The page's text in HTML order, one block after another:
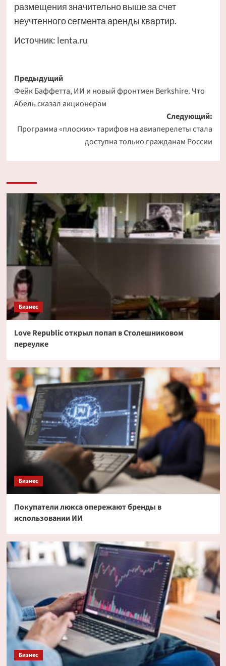
размещения значительно выше за счет
неучтенного сегмента аренды квартир.
Источник: lenta.ru
Навигация
записи
Предыдущий
Фейк Баффетта, ИИ и новый фронтмен Berkshire. Что
Абель сказал акционерам
Следующий:
Программа «плоских» тарифов на авиаперелеты стала
доступна только гражданам России
Бизнес
Love Republic открыл попап в Столешниковом
переулке
Бизнес
Покупатели люкса опережают бренды в
использовании ИИ
Бизнес